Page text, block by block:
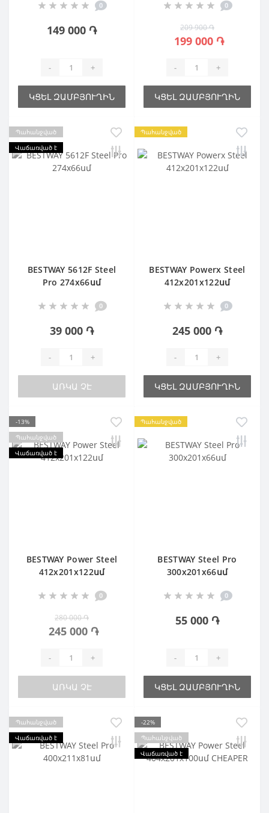
0
149 000 ֏
- +
ԿՑԵԼ ԶԱՄԲՅՈՒՂԻՆ
0
209 900 ֏
199 000 ֏
- +
ԿՑԵԼ ԶԱՄԲՅՈՒՂԻՆ
Պահանջված
Վաճառված է
BESTWAY 5612F Steel
Pro 274х66սմ
0
39 000 ֏
- +
ԱՌԿԱ ՉԷ
Պահանջված
BESTWAY Powerx Steel
412х201х122սմ
0
245 000 ֏
- +
ԿՑԵԼ ԶԱՄԲՅՈՒՂԻՆ
-13%
Պահանջված
Վաճառված է
BESTWAY Power Steel
412х201х122սմ
0
280 000 ֏
245 000 ֏
- +
ԱՌԿԱ ՉԷ
Պահանջված
BESTWAY Steel Pro
300х201х66սմ
0
55 000 ֏
- +
ԿՑԵԼ ԶԱՄԲՅՈՒՂԻՆ
Պահանջված
Վաճառված է
-22%
Պահանջված
Վաճառված է